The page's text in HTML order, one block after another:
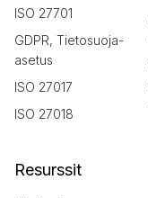
ISO 27701
GDPR, Tietosuoja-
asetus
ISO 27017
ISO 27018
Resurssit